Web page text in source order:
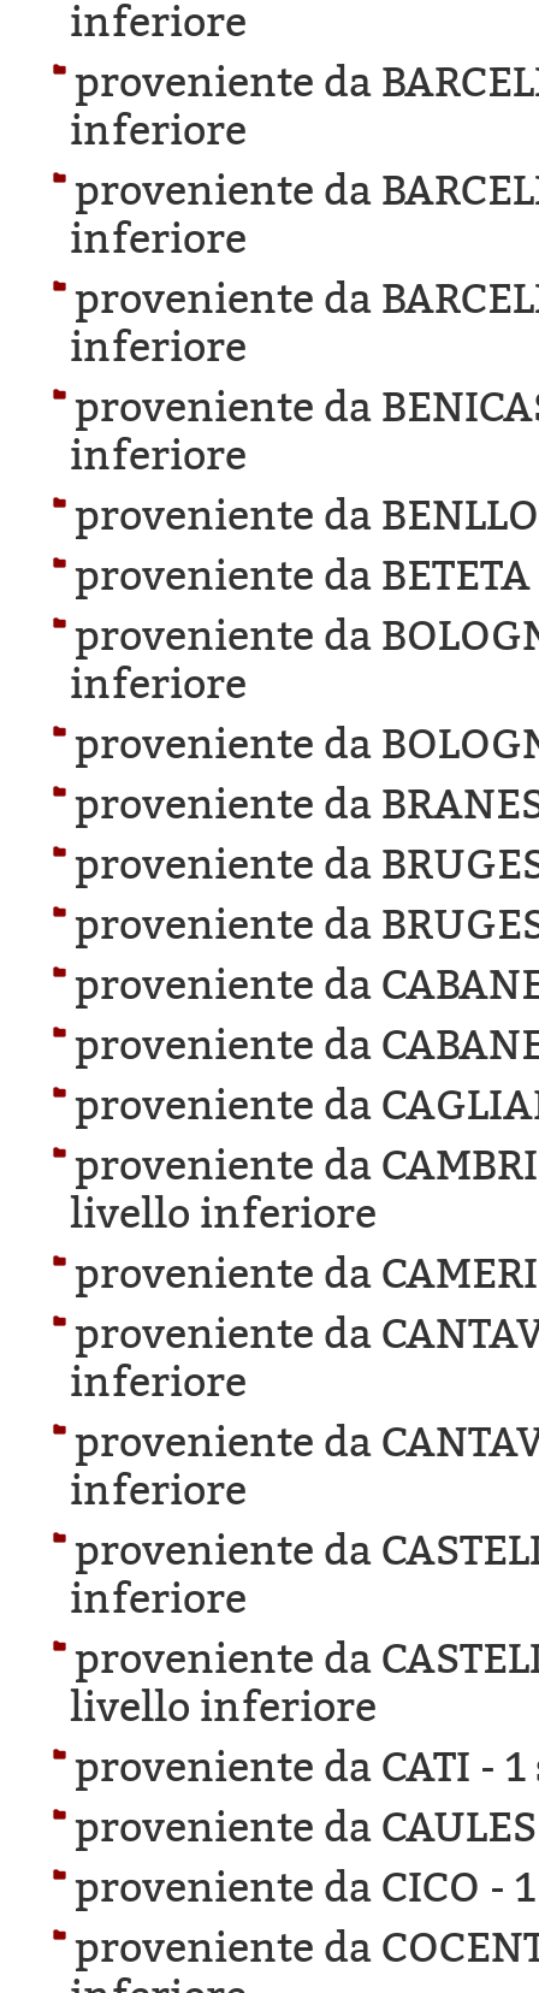
inferiore
proveniente da
inferiore
proveniente da
inferiore
proveniente da
inferiore
proveniente da
inferiore
proveniente da
proveniente da
proveniente da
inferiore
proveniente da
proveniente da
proveniente da
proveniente da
proveniente da
proveniente da
proveniente da
proveniente da
livello inferiore
proveniente da
proveniente da
inferiore
proveniente da
inferiore
proveniente da
inferiore
proveniente da
livello inferiore
proveniente da CATI -
proveniente da
proveniente da CICO -
proveniente da